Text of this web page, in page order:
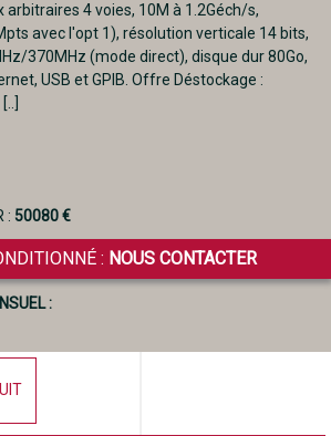
arbitraires 4 voies, 10M à 1.2Géch/s,
avec l'opt 1), résolution verticale 14 bits,
370MHz (mode direct), disque dur 80Go,
USB et GPIB. Offre Déstockage :
: 50080 €
: NOUS CONTACTER
: